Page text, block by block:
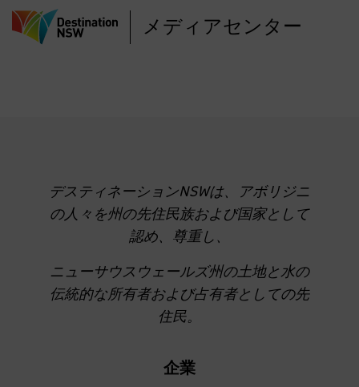
イ
に
移
動
メディアセンター
デスティネーションNSWは、アボリジニ
の人々を州の先住民族および国家として
認め、尊重し、
ニューサウスウェールズ州の土地と水の
伝統的な所有者および占有者としての先
住民。
企業